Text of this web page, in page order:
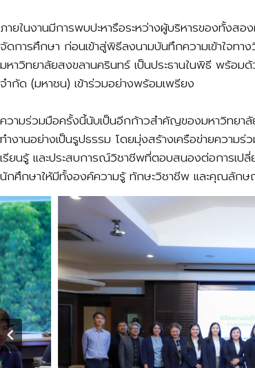
ภายในงานมีการพบปะหารือระหว่างผู้บริหารของทั้งส
จัดการศึกษา ก่อนเข้าสู่พิธีลงนามบันทึกความเข้าใจท
มหาวิทยาลัยสงขลานครินทร์ เป็นประธานในพิธี พร้อม
จำกัด (มหาชน) เข้าร่วมอย่างพร้อมเพรียง
ความร่วมมือครั้งนี้นับเป็นอีกก้าวสำคัญของมหาวิทยา
ทำงานอย่างเป็นรูปธรรม โดยมุ่งสร้างเครือข่ายควา
เรียนรู้ และประสบการณ์วิชาชีพที่ตอบสนองต่อการเป
นักศึกษาให้มีทั้งองค์ความรู้ ทักษะวิชาชีพ และคุณลักษ